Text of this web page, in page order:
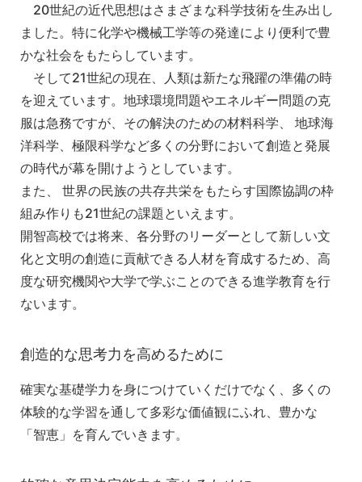
20世紀の近代思想はさまざまな科学技術を生み出し
ました。特に化学や機械工学等の発達により便利で豊
かな社会をもたらしています。
そして21世紀の現在、人類は新たな飛躍の準備の時
を迎えています。地球環境問題やエネルギー問題の克
服は急務ですが、その解決のための材料科学、 地球海
洋科学、極限科学など多くの分野において創造と発展
の時代が幕を開けようとしています。
また、 世界の民族の共存共栄をもたらす国際協調の枠
組み作りも21世紀の課題といえます。
開智高校では将来、各分野のリーダーとして新しい文
化と文明の創造に貢献できる人材を育成するため、高
度な研究機関や大学で学ぶことのできる進学教育を行
ないます。
創造的な思考力を高めるために
確実な基礎学力を身につけていくだけでなく、多くの
体験的な学習を通して多彩な価値観にふれ、豊かな
「智恵」を育んでいきます。